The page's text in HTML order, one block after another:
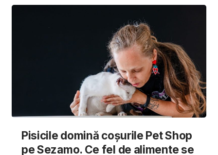
Pisicile domină coșurile Pet Shop
pe Sezamo. Ce fel de alimente se